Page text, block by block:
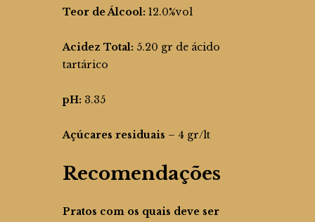
Teor de Álcool: 12.0%vol
Acidez Total: 5.20 gr de ácido
tartárico
pH: 3.35
Açúcares residuais – 4 gr/lt
Recomendações
Pratos com os quais deve ser